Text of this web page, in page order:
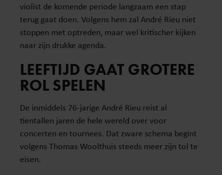
violist de komende periode langzaam een stap
terug gaat doen. Volgens hem zal André Rieu niet
stoppen met optreden, maar wel kritischer kijken
naar zijn drukke agenda.
LEEFTIJD GAAT GROTERE
ROL SPELEN
De inmiddels 76-jarige André Rieu reist al
tientallen jaren de hele wereld over voor
concerten en tournees. Dat zware schema begint
volgens Thomas Woolthuis steeds meer zijn tol te
eisen.